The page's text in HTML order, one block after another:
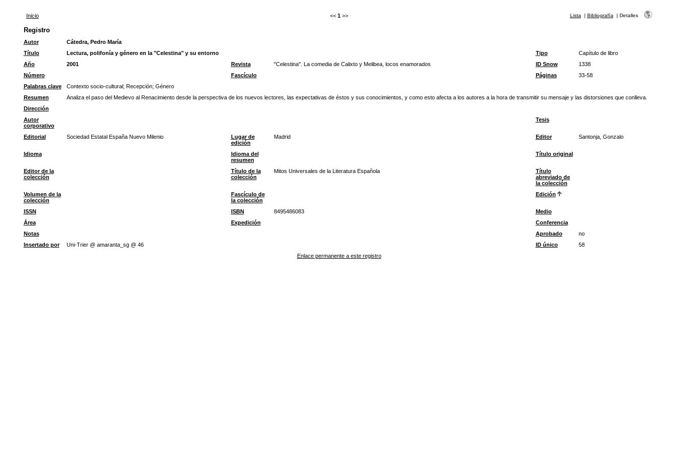
Inicio << 1 >> Lista | Bibliografía | Detalles
Registro
Autor
Cátedra, Pedro María
Título
Lectura, polifonía y género en la "Celestina" y su entorno Tipo
Capítulo de libro
Año
2001 Revista "Celestina". La comedia de Calixto y Melibea, locos enamorados ID Snow
1338
Número
Fascículo Páginas
33-58
Palabras clave
Contexto socio-cultural; Recepción; Género
Resumen
Analiza el paso del Medievo al Renacimiento desde la perspectiva de los nuevos lectores, las expectativas de éstos y sus conocimientos, y como esto afecta a los autores a la hora de transmitir su mensaje y las distorsiones que conlleva.
Dirección
Autor
corporativo
Tesis
Editorial Sociedad Estatal España Nuevo Milenio
Lugar de
edición
Madrid Editor Santonja, Gonzalo
Idioma
Idioma del
resumen
Título original
Editor de la
colección
Título de la
colección
Mitos Universales de la Literatura Española
Título
abreviado de
la colección
Volumen de la
colección
Fascículo de
la colección
Edición
ISSN ISBN 8495486083
Medio
Área
Expedición
Conferencia
Notas
Aprobado
no
Insertado por
Uni-Trier @ amaranta_sg @ 46 ID único
58
Enlace permanente a este registro